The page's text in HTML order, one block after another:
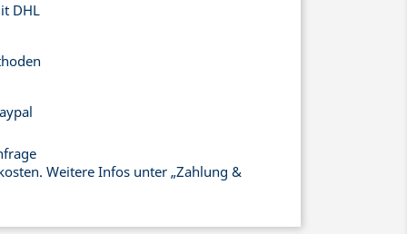
DHL
Weitere Infos unter „Zahlung &